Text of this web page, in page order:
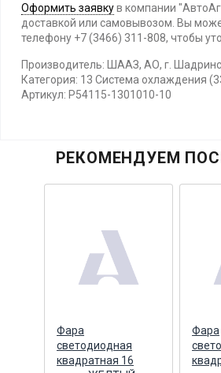
Оформить заявкув компании
доставкой или самовывозом. Вы
телефону +7 (3466) 311-808, чтобы
Производитель: ШААЗ, АО, г.
Категория: 13 Система охлаждения
Артикул: Р54115-1301010-10
РЕКОМЕНДУЕМ
Фара
светодиодная
квадратная 16
Фара